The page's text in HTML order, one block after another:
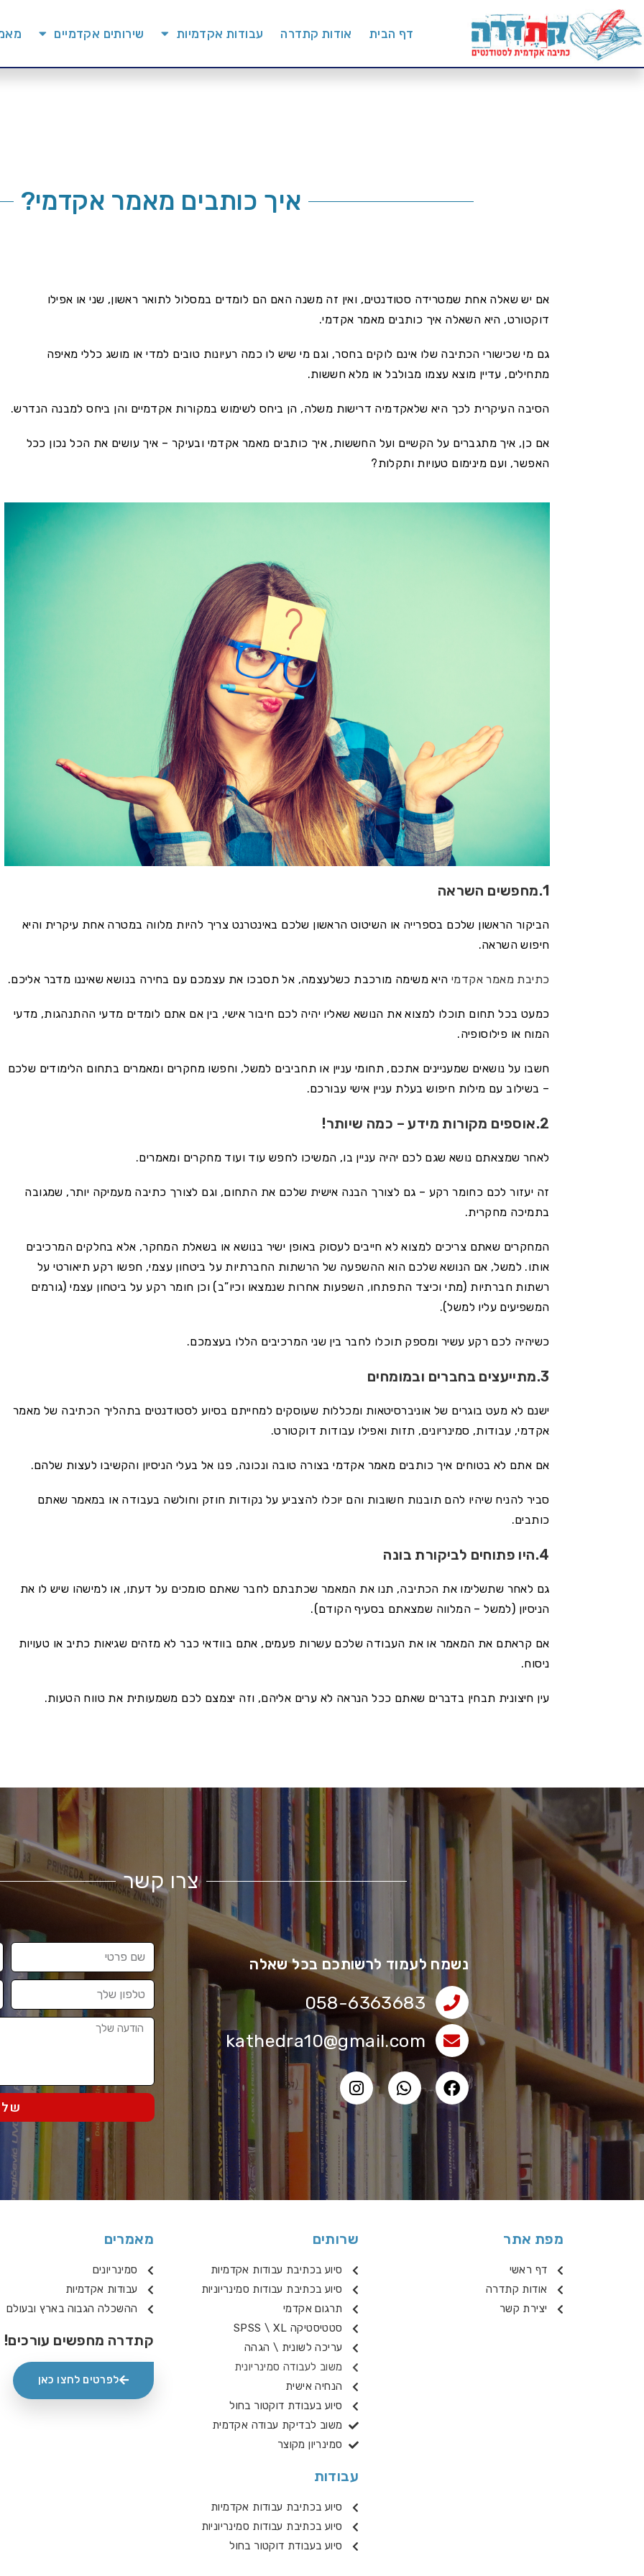
דף הבית אודות קתדרה עבודות אקדמיות שירותים אקדמיים
איך כותבים מאמר אקדמי?
אם יש שאלה אחת שמטרידה סטודנטים, ואין זה משנה האם הם לומדים במסלול לתואר ראשון, שני או אפילו
דוקטורט, היא השאלה איך כותבים מאמר אקדמי.
גם מי שכישורי הכתיבה שלו אינם לוקים בחסר, וגם מי שיש לו כמה רעיונות טובים למדי או מושג כללי מאיפה
מתחילים, עדיין מוצא עצמו מבולבל או מלא חששות.
הסיבה העיקרית לכך היא שלאקדמיה דרישות משלה, הן ביחס לשימוש במקורות אקדמיים והן ביחס למבנה הנדרש.
אם כן, איך מתגברים על הקשיים ועל החששות, איך כותבים מאמר אקדמי ובעיקר – איך עושים את הכל נכון ככל
האפשר, ועם מינימום טעויות ותקלות?
1.מחפשים השראה
הביקור הראשון שלכם בספרייה או השיטוט הראשון שלכם באינטרנט צריך להיות מלווה במטרה אחת עיקרית והיא
חיפוש השראה.
כתיבת מאמר אקדמיהיא משימה מורכבת כשלעצמה, אל תסבכו את עצמכם עם בחירה בנושא שאיננו מדבר אליכם.
כמעט בכל תחום תוכלו למצוא את הנושא שאליו יהיה לכם חיבור אישי, בין אם אתם לומדים מדעי ההתנהגות, מדעי
המוח או פילוסופיה.
חשבו על נושאים שמעניינים אתכם, תחומי עניין או תחביבים למשל, וחפשו מחקרים ומאמרים בתחום הלימודים שלכם
– בשילוב עם מילות חיפוש בעלת עניין אישי עבורכם.
2.אוספים מקורות מידע – כמה שיותר!
לאחר שמצאתם נושא שגם לכם יהיה עניין בו, המשיכו לחפש עוד ועוד מחקרים ומאמרים.
זה יעזור לכם כחומר רקע – גם לצורך הבנה אישית שלכם את התחום, וגם לצורך כתיבה מעמיקה יותר, שמגובה
בתמיכה מחקרית.
המחקרים שאתם צריכים למצוא לא חייבים לעסוק באופן ישיר בנושא או בשאלת המחקר, אלא בחלקים המרכיבים
אותו. למשל, אם הנושא שלכם הוא ההשפעה של הרשתות החברתיות על ביטחון עצמי, חפשו רקע תיאורטי על
רשתות חברתיות (מתי וכיצד התפתחו, השפעות אחרות שנמצאו וכיו”ב) וכן חומר רקע על ביטחון עצמי (גורמים
המשפיעים עליו למשל).
כשיהיה לכם רקע עשיר ומספק תוכלו לחבר בין שני המרכיבים הללו בעצמכם.
3.מתייעצים בחברים ובמומחים
ישנם לא מעט בוגרים של אוניברסיטאות ומכללות שעוסקים למחייתם בסיוע לסטודנטים בתהליך הכתיבה של מאמר
אקדמי, עבודות, סמינריונים, תזות ואפילו עבודות דוקטורט.
אם אתם לא בטוחים איך כותבים מאמר אקדמי בצורה טובה ונכונה, פנו אל בעלי הניסיון והקשיבו לעצות שלהם.
סביר להניח שיהיו להם תובנות חשובות והם יוכלו להצביע על נקודות חוזק וחולשה בעבודה או במאמר שאתם
כותבים.
4.היו פתוחים לביקורת בונה
גם לאחר שתשלימו את הכתיבה, תנו את המאמר שכתבתם לחבר שאתם סומכים על דעתו, או למישהו שיש לו את
הניסיון (למשל – המלווה שמצאתם בסעיף הקודם).
אם קראתם את המאמר או את העבודה שלכם עשרות פעמים, אתם בוודאי כבר לא מזהים שגיאות כתיב או טעויות
ניסוח.
עין חיצונית תבחין בדברים שאתם ככל הנראה לא ערים אליהם, וזה יצמצם לכם משמעותית את טווח הטעות.
צרו קשר
נשמח לעמוד לרשותכם בכל שאלה
058-6363683
kathedra10@gmail.com
מפת אתר
דף ראשי
אודות קתדרה
יצירת קשר
שרותים
סיוע בכתיבת עבודות אקדמיות
סיוע בכתיבת עבודות סמינריוניות
תרגום אקדמי
סטטיסטיקה SPSS \ XL
עריכה לשונית \ הגהה
משוב לעבודה סמינריונית
הנחיה אישית
סיוע בעבודת דוקטור בחול
משוב לבדיקת עבודה אקדמית
סמינריון מקוצר
עבודות
סיוע בכתיבת עבודות אקדמיות
סיוע בכתיבת עבודות סמינריוניות
סיוע בעבודת דוקטור בחול
מאמרים
סמינריונים
עבודות אקדמיות
ההשכלה הגבוה בארץ ובעולם
קתדרה מחפשים עורכים!
לפרטים לחצו כאן